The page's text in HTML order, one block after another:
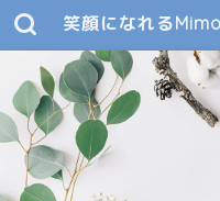
笑顔になれる